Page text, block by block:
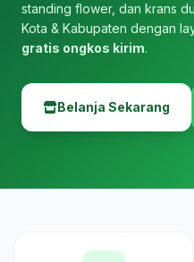
standing flower, dan krans
Kota & Kabupaten dengan
gratis ongkos kirim.
Belanja Sekarang